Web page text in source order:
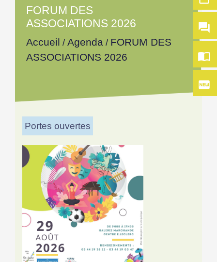
FORUM DES
ASSOCIATIONS 2026
Accueil / Agenda/ FORUM DES
ASSOCIATIONS 2026
Portes ouvertes
question_answer
import_contacts
fiber_new